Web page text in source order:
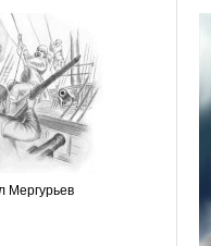
Мергурьев